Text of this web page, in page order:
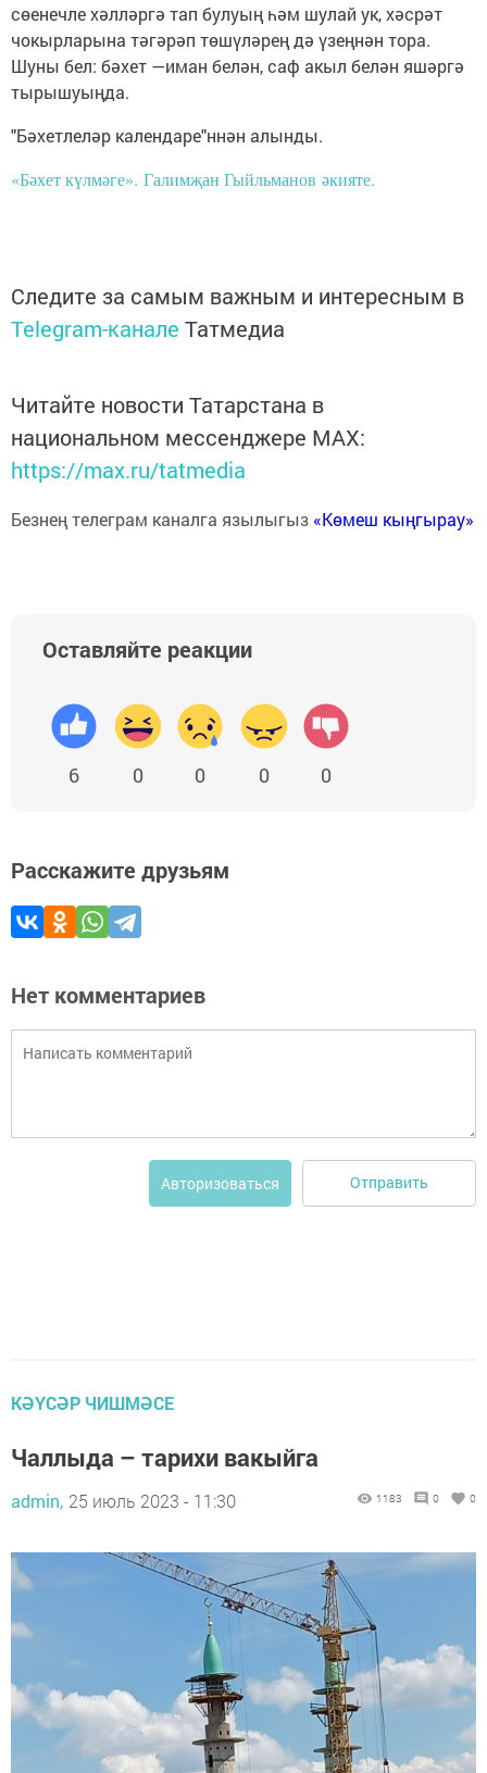
сөенечле хәлләргә тап булуың һәм шулай ук, хәсрәт
чокырларына тәгәрәп төшүләрең дә үзеңнән тора.
Шуны бел: бәхет —иман белән, саф акыл белән яшәргә
тырышуыңда.
"Бәхетлеләр календаре"ннән алынды.
«Бәхет күлмәге». Галимҗан Гыйльманов әкияте.
Следите за самым важным и интересным в
Telegram-канале Татмедиа
Читайте новости Татарстана в
национальном мессенджере MАХ:
https://max.ru/tatmedia
Безнең телеграм каналга язылыгыз «Көмеш кыңгырау»
Оставляйте реакции
6 0 0 0 0
Расскажите друзьям
Нет комментариев
Авторизоваться Отправить
КӘҮСӘР ЧИШМӘСЕ
Чаллыда – тарихи вакыйга
admin, 25 июль 2023 - 11:30 1183 0 0